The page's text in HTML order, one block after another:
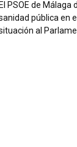
PSOE de Málaga
pública en
al